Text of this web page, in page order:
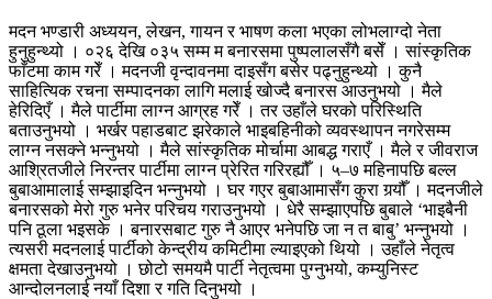
मदन भण्डारी अध्ययन, लेखन, गायन र भाषण कला भएका लोभलाग्दो नेता
हुनुहुन्थ्यो । ०२६ देखि ०३५ सम्म म बनारसमा पुष्पलालसँगै बसेँ । सांस्कृतिक
फाँटमा काम गरेँ । मदनजी वृन्दावनमा दाइसँग बसेर पढ्नुहुन्थ्यो । कुनै
साहित्यिक रचना सम्पादनका लागि मलाई खोज्दै बनारस आउनुभयो । मैले
हेरिदिएँ । मैले पार्टीमा लाग्न आग्रह गरेँ । तर उहाँले घरको परिस्थिति
बताउनुभयो । भर्खर पहाडबाट झरेकाले भाइबहिनीको व्यवस्थापन नगरेसम्म
लाग्न नसक्ने भन्नुभयो । मैले सांस्कृतिक मोर्चामा आबद्ध गराएँ । मैले र जीवराज
आश्रितजीले निरन्तर पार्टीमा लाग्न प्रेरित गरिरह्यौँ । ५–७ महिनापछि बल्ल
बुबाआमालाई सम्झाइदिन भन्नुभयो । घर गएर बुबाआमासँग कुरा गर्‍यौँ । मदनजीले
बनारसको मेरो गुरु भनेर परिचय गराउनुभयो । धेरै सम्झाएपछि बुबाले ‘भाइबैनी
पनि ठूला भइसके । बनारसबाट गुरु नै आएर भनेपछि जा न त बाबु’ भन्नुभयो ।
त्यसरी मदनलाई पार्टीको केन्द्रीय कमिटीमा ल्याइएको थियो । उहाँले नेतृत्व
क्षमता देखाउनुभयो । छोटो समयमै पार्टी नेतृत्वमा पुग्नुभयो, कम्युनिस्ट
आन्दोलनलाई नयाँ दिशा र गति दिनुभयो ।